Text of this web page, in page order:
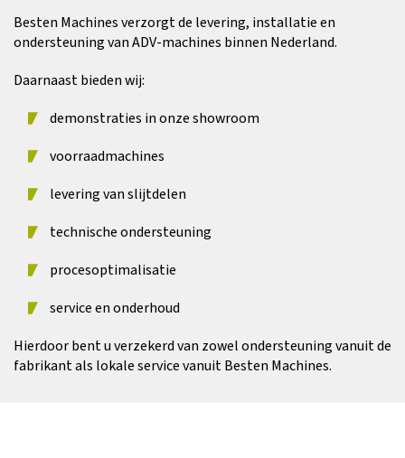
Besten Machines verzorgt de levering, installatie en
ondersteuning van ADV-machines binnen Nederland.
Daarnaast bieden wij:
demonstraties in onze showroom
voorraadmachines
levering van slijtdelen
technische ondersteuning
procesoptimalisatie
service en onderhoud
Hierdoor bent u verzekerd van zowel ondersteuning vanuit de
fabrikant als lokale service vanuit Besten Machines.